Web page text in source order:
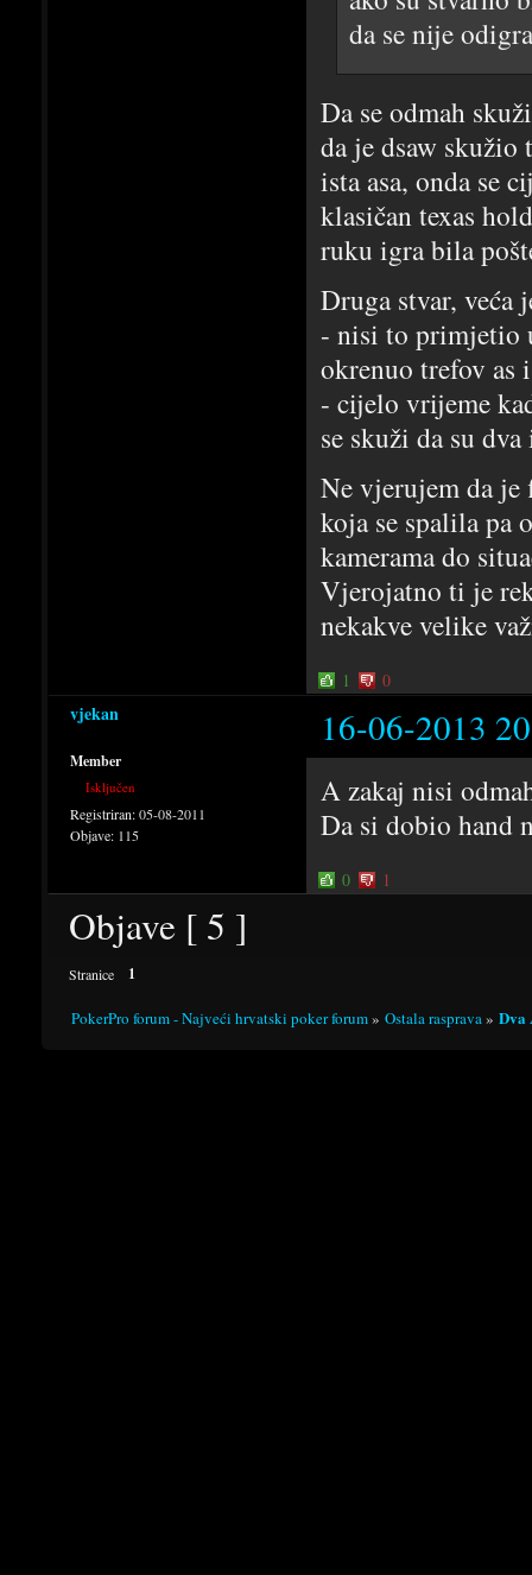
da se nije
Da se odmah
da je dsaw skužio
ista asa, onda se
klasičan texas
ruku igra bila
Druga stvar, veća
- nisi to primjetio
okrenuo trefov as
- cijelo vrijeme
se skuži da su
Ne vjerujem da je
koja se spalila pa
kamerama do
Vjerojatno ti je
nekakve velike
1 0
vjekan 16-06-2013
Member
Isključen
Registriran:05-08-2011
Objave: 115
A zakaj nisi
Da si dobio hand
0 1
Objave [ 5 ]
Stranice 1
PokerPro forum - Najveći hrvatski poker forum» Ostala rasprava» Dva